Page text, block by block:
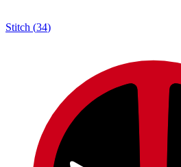
Stitch (34)